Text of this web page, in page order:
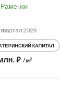
Раменки
2028
КАПИТАЛ
⃏ / м2